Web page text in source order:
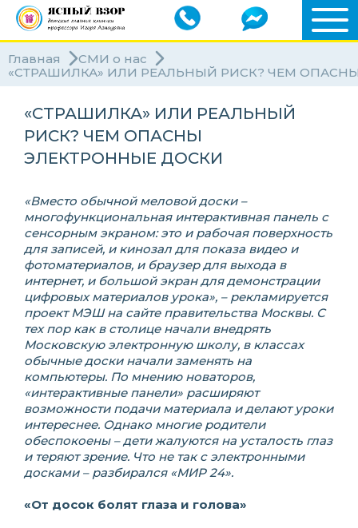
Главная
СМИ о нас
«СТРАШИЛКА» ИЛИ РЕАЛЬНЫЙ РИСК? ЧЕМ
«СТРАШИЛКА» ИЛИ РЕАЛЬНЫЙ
РИСК? ЧЕМ ОПАСНЫ
ЭЛЕКТРОННЫЕ ДОСКИ
«Вместо обычной меловой доски –
многофункциональная интерактивная панель с
сенсорным экраном: это и рабочая поверхность
для записей, и кинозал для показа видео и
фотоматериалов, и браузер для выхода в
интернет, и большой экран для демонстрации
цифровых материалов урока», – рекламируется
проект МЭШ на сайте правительства Москвы. С
тех пор как в столице начали внедрять
Московскую электронную школу, в классах
обычные доски начали заменять на
компьютеры. По мнению новаторов,
«интерактивные панели» расширяют
возможности подачи материала и делают уроки
интереснее. Однако многие родители
обеспокоены – дети жалуются на усталость глаз
и теряют зрение. Что не так с электронными
досками – разбирался «МИР 24».
«От досок болят глаза и голова»